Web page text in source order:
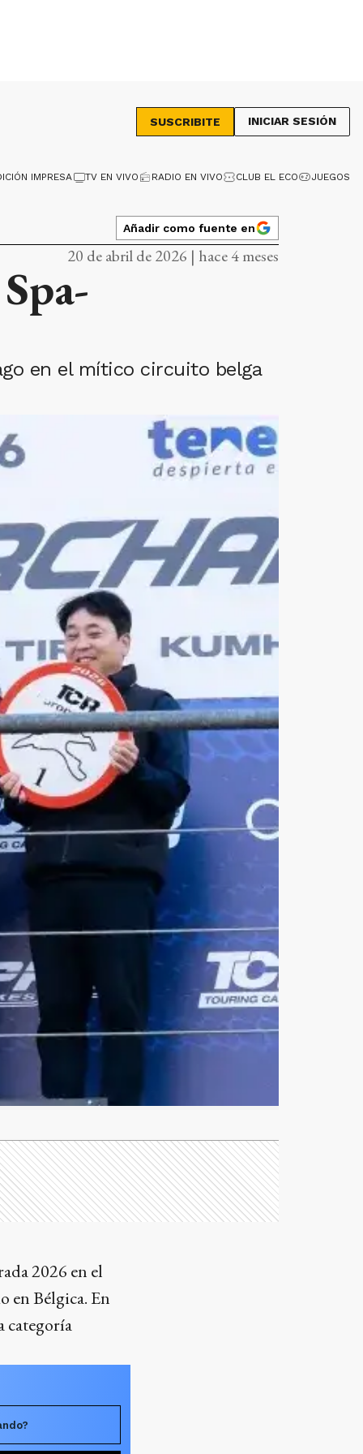
SUSCRIBITE INICIAR SESIÓN
IMPRESA TV EN VIVO RADIO EN VIVO CLUB EL ECO JUEGOS
Añadir como fuente en
20 de abril de 2026 | hace 4 meses
en el mítico circuito belga
2026 en el
en Bélgica. En
categoría